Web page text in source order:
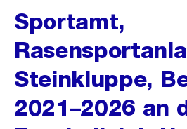
Sportamt,
Steinkluppe,
2021–2026 an